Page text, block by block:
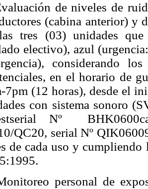
de niveles de
(cabina anterior) y
tres (03) unidades
electivo), azul
considerando
en el horario de
7pm (12 horas), desde el
con sistema sonoro
Nº
QC20, serial Nº
de cada uso y
personal de